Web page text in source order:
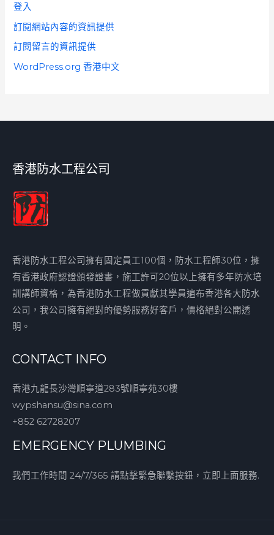
登入
訂閱網站內容的資訊提供
訂閱留言的資訊提供
WordPress.org 香港中文
香港防水工程公司
香港防水工程公司擁有固定員工100個，防水工程師30位，擁
有香港政府認證頒發證書，施工許可20位以上擁有多年防水培
訓講師資格，為香港防水工程做貢獻其學員遍布香港各大防水
公司，我公司擁有絕對的優勢服務好客戶，價格絕對公開透
明。
CONTACT INFO
香港九龍長沙灣順寧道283號順寧苑30樓
wypshansu@sina.com
+852 62728207
EMERGENCY PLUMBING
我們工作時間 24/7/365 請點擊緊急聯繫按鈕，立即上面服務.